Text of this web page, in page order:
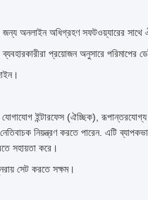
জন্য অনলাইন অধিগ্রহণ সফটওয়্যারের সাথে
প্রয়োজন অনুসারে পরিমাপের
যোগাযোগ ইন্টারফেস (ঐচ্ছিক),
নিয়ন্ত্রণ করতে পারেন. এটি
সহায়তা করে।
সেট করতে সক্ষম।